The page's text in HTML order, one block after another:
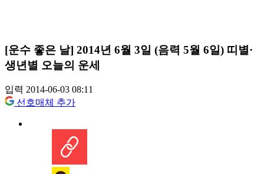
[운수 좋은 날] 2014년 6월 3일 (음력 5월 6일) 띠별·
생년별 오늘의 운세
입력 2014-06-03 08:11
선호매체 추가